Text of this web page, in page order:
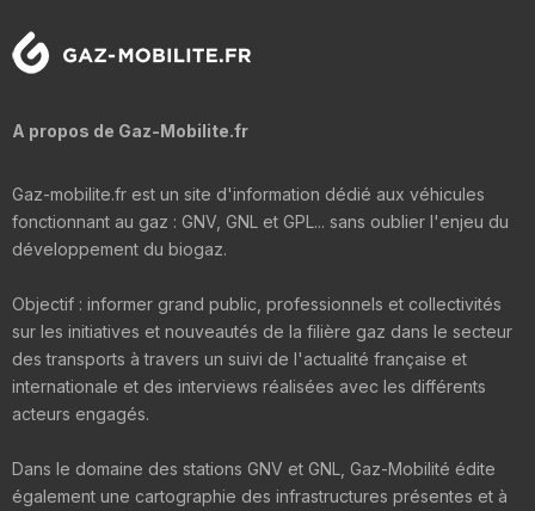
A propos de Gaz-Mobilite.fr
Gaz-mobilite.fr est un site d'information dédié aux véhicules
fonctionnant au gaz : GNV, GNL et GPL... sans oublier l'enjeu du
développement du biogaz.
Objectif : informer grand public, professionnels et collectivités
sur les initiatives et nouveautés de la filière gaz dans le secteur
des transports à travers un suivi de l'actualité française et
internationale et des interviews réalisées avec les différents
acteurs engagés.
Dans le domaine des stations GNV et GNL, Gaz-Mobilité édite
également une cartographie des infrastructures présentes et à